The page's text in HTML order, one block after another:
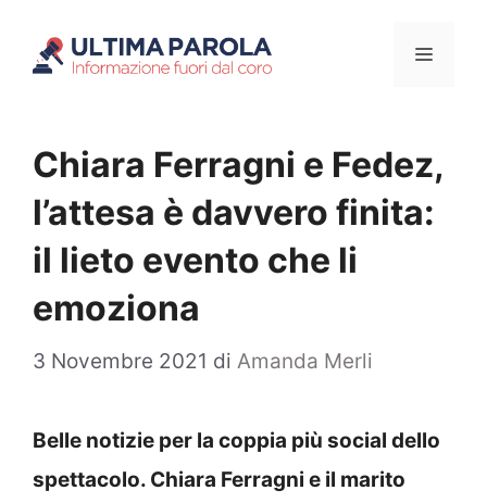
Menu
Chiara Ferragni e Fedez,
l’attesa è davvero finita:
il lieto evento che li
emoziona
3 Novembre 2021 di Amanda Merli
Belle notizie per la coppia più social dello
spettacolo. Chiara Ferragni e il marito